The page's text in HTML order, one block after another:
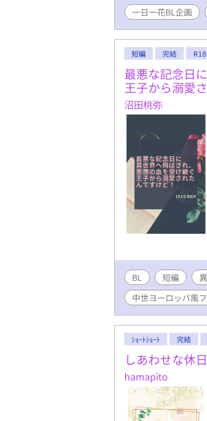
一日一花BL企画
短編 完結 R18
最悪な記念日
王子から溺愛
沼田桃弥
BL 短編
中世ヨーロッパ風
ｼｮｰﾄｼｮｰﾄ 完結
しあわせな休日
hamapito